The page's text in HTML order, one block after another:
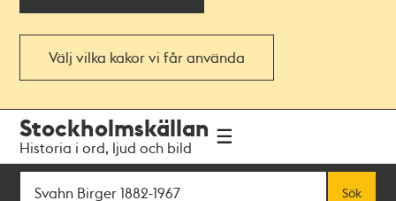
Välj vilka kakor vi får använda
navigationen
huvudinnehållet
Stockholmskällan
Historia i ord, ljud och bild
Sök
Sök